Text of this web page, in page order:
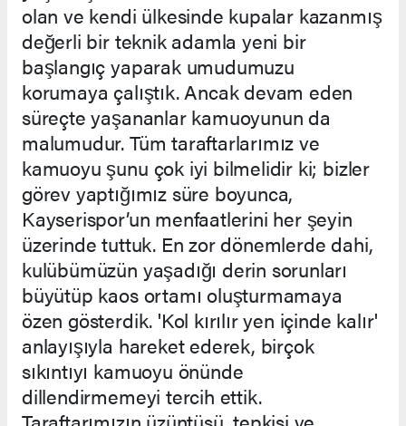
olan ve kendi ülkesinde kupalar kazanmış
değerli bir teknik adamla yeni bir
başlangıç yaparak umudumuzu
korumaya çalıştık. Ancak devam eden
süreçte yaşananlar kamuoyunun da
malumudur. Tüm taraftarlarımız ve
kamuoyu şunu çok iyi bilmelidir ki; bizler
görev yaptığımız süre boyunca,
Kayserispor’un menfaatlerini her şeyin
üzerinde tuttuk. En zor dönemlerde dahi,
kulübümüzün yaşadığı derin sorunları
büyütüp kaos ortamı oluşturmamaya
özen gösterdik. 'Kol kırılır yen içinde kalır'
anlayışıyla hareket ederek, birçok
sıkıntıyı kamuoyu önünde
dillendirmemeyi tercih ettik.